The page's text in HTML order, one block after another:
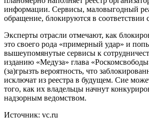
информации. Сервисы, маловыгодный
обращение, блокируются в соответствии
Эксперты отрасли отмечают, как
это своего рода «примерный удар» и
вышеупомянутые сервисы к
изданию «Медуза» глава
(за)грызть вероятность, что
исключат из реестра в будущем. Сие
того, как их владельцы начнут
надзорным ведомством.
Источник: vc.ru